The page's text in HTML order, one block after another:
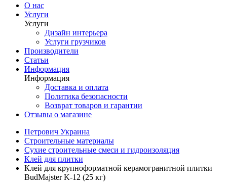
О нас
Услуги
Услуги
Дизайн интерьера
Услуги грузчиков
Производители
Статьи
Информация
Информация
Доставка и оплата
Политика безопасности
Возврат товаров и гарантии
Отзывы о магазине
Петрович Украина
Строительные материалы
Сухие строительные смеси и гидроизоляция
Клей для плитки
Клей для крупноформатной керамогранитной плитки
BudMajster K-12 (25 кг)